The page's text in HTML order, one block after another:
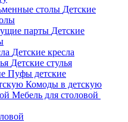
Детские
Детские
Детские кресла
Детские стулья
Пуфы детские
Комоды в детскую
Мебель для столовой